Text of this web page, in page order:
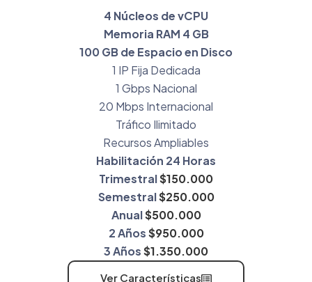
4 Núcleos de vCPU
Memoria RAM 4 GB
100 GB de Espacio en Disco
1 IP Fija Dedicada
1 Gbps Nacional
20 Mbps Internacional
Tráfico Ilimitado
Recursos Ampliables
Habilitación 24 Horas
Trimestral$150.000
Semestral$250.000
Anual$500.000
2 Años$950.000
3 Años$1.350.000
Ver Características